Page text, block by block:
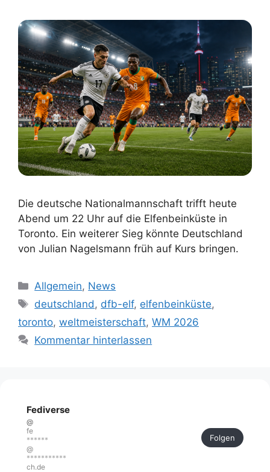
Die deutsche Nationalmannschaft trifft heute
Abend um 22 Uhr auf die Elfenbeinküste in
Toronto. Ein weiterer Sieg könnte Deutschland
von Julian Nagelsmann früh auf Kurs bringen.
Kategorien
Allgemein, News
Schlagwörter
deutschland , dfb-elf, elfenbeinküste,
toronto, weltmeisterschaft, WM 2026
Kommentar hinterlassen
Fediverse
@
fe
******
@
***********
ch.de
Folgen